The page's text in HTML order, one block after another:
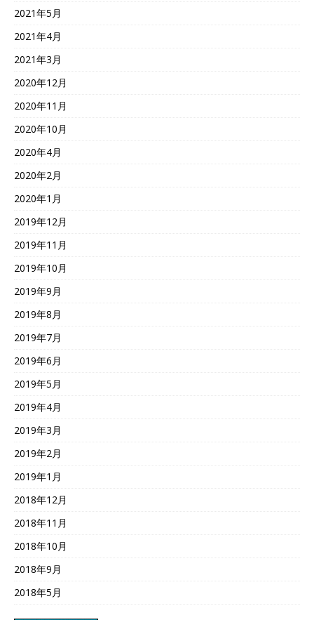
2021年5月
2021年4月
2021年3月
2020年12月
2020年11月
2020年10月
2020年4月
2020年2月
2020年1月
2019年12月
2019年11月
2019年10月
2019年9月
2019年8月
2019年7月
2019年6月
2019年5月
2019年4月
2019年3月
2019年2月
2019年1月
2018年12月
2018年11月
2018年10月
2018年9月
2018年5月